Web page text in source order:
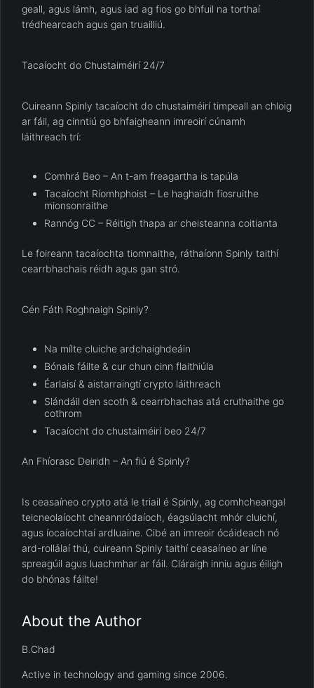
geall, agus lámh, agus iad ag fios go bhfuil na torthaí
trédhearcach agus gan truailliú.
Tacaíocht do Chustaiméirí 24/7
Cuireann Spinly tacaíocht do chustaiméirí timpeall an chloig
ar fáil, ag cinntiú go bhfaigheann imreoirí cúnamh
láithreach trí:
Comhrá Beo – An t-am freagartha is tapúla
Tacaíocht Ríomhphoist – Le haghaidh fiosruithe
mionsonraithe
Rannóg CC – Réitigh thapa ar cheisteanna coitianta
Le foireann tacaíochta tiomnaithe, ráthaíonn Spinly taithí
cearrbhachais réidh agus gan stró.
Cén Fáth Roghnaigh Spinly?
Na mílte cluiche ardchaighdeáin
Bónais fáilte & cur chun cinn flaithiúla
Éarlaisí & aistarraingtí crypto láithreach
Slándáil den scoth & cearrbhachas atá cruthaithe go
cothrom
Tacaíocht do chustaiméirí beo 24/7
An Fhíorasc Deiridh – An fiú é Spinly?
Is ceasaíneo crypto atá le triail é Spinly, ag comhcheangal
teicneolaíocht cheannródaíoch, éagsúlacht mhór cluichí,
agus íocaíochtaí ardluaine. Cibé an imreoir ócáideach nó
ard-rollálaí thú, cuireann Spinly taithí ceasaíneo ar líne
spreagúil agus luachmhar ar fáil. Cláraigh inniu agus éiligh
do bhónas fáilte!
About the Author
B.Chad
Active in technology and gaming since 2006.